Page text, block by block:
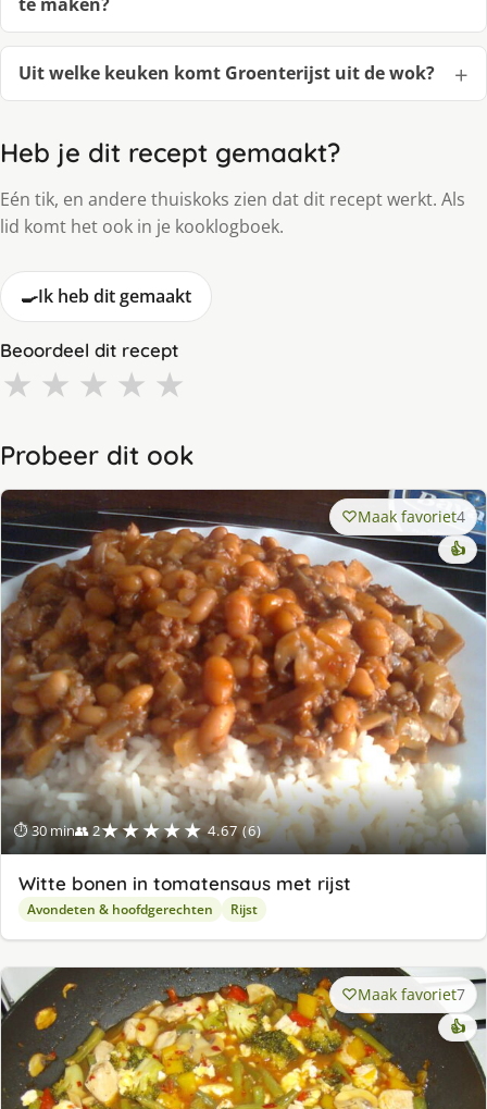
Uit welke keuken komt Groenterijst uit de wok?
Heb je dit recept gemaakt?
Eén tik, en andere thuiskoks zien dat dit recept werkt. Als
lid komt het ook in je kooklogboek.
🍳Ik heb dit gemaakt
Beoordeel dit recept
★ ★ ★ ★ ★
Probeer dit ook
⏱ 30 min👥 2★★★★★ 4.67 (6)
Maak favoriet4
👍
Witte bonen in tomatensaus met rijst
Avondeten & hoofdgerechten Rijst
Maak favoriet7
👍